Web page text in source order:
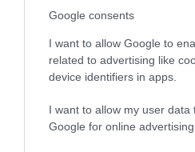
Google consents
I want to allow Google to
related to advertising like
device identifiers in apps.
I want to allow my user data
Google for online
View this post